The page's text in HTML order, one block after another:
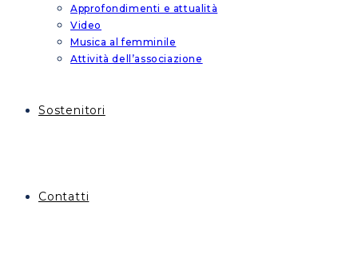
Approfondimenti e attualità
Video
Musica al femminile
Attività dell’associazione
Sostenitori
Contatti